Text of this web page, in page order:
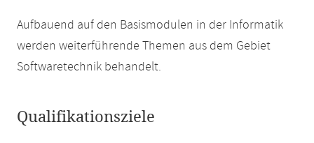
Aufbauend auf den Basismodulen in der Informatik
werden weiterführende Themen aus dem Gebiet
Softwaretechnik behandelt.
Qualifikationsziele